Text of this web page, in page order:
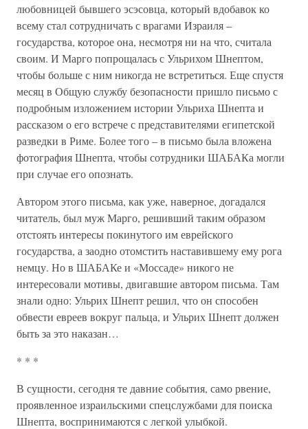
любовницей бывшего эсэсовца, который вдобавок ко
всему стал сотрудничать с врагами Израиля –
государства, которое она, несмотря ни на что, считала
своим. И Марго попрощалась с Ульрихом Шнептом,
чтобы больше с ним никогда не встретиться. Еще спустя
месяц в Общую службу безопасности пришло письмо с
подробным изложением истории Ульриха Шнепта и
рассказом о его встрече с представителями египетской
разведки в Риме. Более того – в письмо была вложена
фотография Шнепта, чтобы сотрудники ШАБАКа могли
при случае его опознать.
Автором этого письма, как уже, наверное, догадался
читатель, был муж Марго, решивший таким образом
отстоять интересы покинутого им еврейского
государства, а заодно отомстить наставившему ему рога
немцу. Но в ШАБАКе и «Моссаде» никого не
интересовали мотивы, двигавшие автором письма. Там
знали одно: Ульрих Шнепт решил, что он способен
обвести евреев вокруг пальца, и Ульрих Шнепт должен
быть за это наказан…
* * *
В сущности, сегодня те давние события, само рвение,
проявленное израильскими спецслужбами для поиска
Шнепта, воспринимаются с легкой улыбкой.